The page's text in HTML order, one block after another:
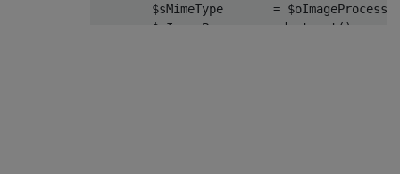
        $sMimeType
=
        $oImageProcessor
destruct ();